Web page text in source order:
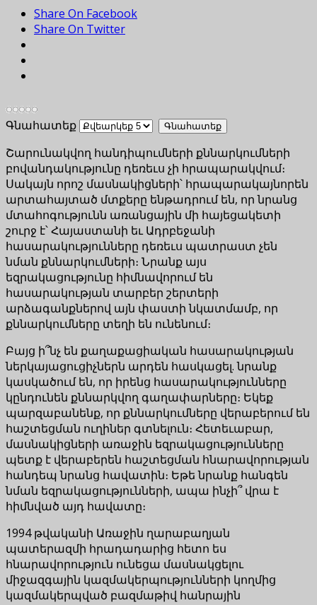
Share On Facebook
Share On Twitter
Գնահատեք
Շարունակվող հանդիպումների քննարկումների
բովանդակությունը դեռեւս չի հրապարակվում։
Սակայն որոշ մասնակիցների՝ հրապարակայնորեն
արտահայտած մտքերը ենթադրում են, որ նրանց
մտահոգությունն առանցային մի հայեցակետի
շուրջ է՝ Հայաստանի եւ Ադրբեջանի
հասարակությունները դեռեւս պատրաստ չեն
նման քննարկումների։ Նրանք այս
եզրակացությունը հիմնավորում են
հասարակության տարբեր շերտերի
արձագանքներով այն փաստի նկատմամբ, որ
քննարկումները տեղի են ունենում։
Բայց ի՞նչ են քաղաքացիական հասարակության
ներկայացուցիչներն արդեն հասկացել. նրանք
կասկածում են, որ իրենց հասարակությունները
կընդունեն քննարկվող գաղափարները։ Եկեք
պարզաբանենք, որ քննարկումները վերաբերում են
հաշտեցման ուղիներ գտնելուն։ Հետեւաբար,
մասնակիցների առաջին եզրակացությունները
պետք է վերաբերեն հաշտեցման հնարավորության
հանդեպ նրանց հավատին։ Եթե նրանք հանգեն
նման եզրակացությունների, ապա ինչի՞ վրա է
հիմնված այդ հավատը։
1994 թվականի Առաջին ղարաբաղյան
պատերազմի հրադադարից հետո ես
հնարավորություն ունեցա մասնակցելու
միջազգային կազմակերպությունների կողմից
կազմակերպված բազմաթիվ հանրային